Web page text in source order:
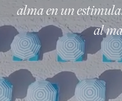
alma en un
al